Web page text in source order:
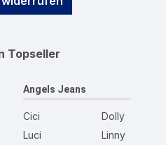
Topseller
Angels Jeans
Cici
Luci
Dolly
Linny